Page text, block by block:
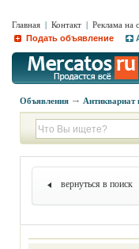
Главная | Контакт | Реклама на
Подать объявление
Объявления Антиквариат
вернуться в поиск